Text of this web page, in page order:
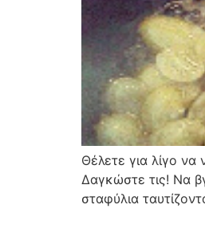
Θέλετε για λίγο
Δαγκώστε τις! Να
σταφύλια